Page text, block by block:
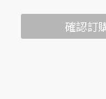
範圍內處理及利
會將個人資料用於
確認訂